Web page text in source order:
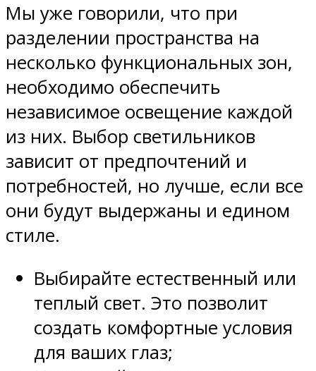
Мы уже говорили, что при
разделении пространства на
несколько функциональных зон,
необходимо обеспечить
независимое освещение каждой
из них. Выбор светильников
зависит от предпочтений и
потребностей, но лучше, если все
они будут выдержаны и едином
стиле.
Выбирайте естественный или
теплый свет. Это позволит
создать комфортные условия
для ваших глаз;